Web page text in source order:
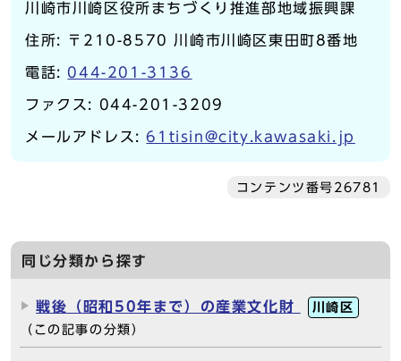
川崎市川崎区役所まちづくり推進部地域振興課
住所: 〒210-8570 川崎市川崎区東田町8番地
電話: 044-201-3136
ファクス: 044-201-3209
メールアドレス:61tisin@city.kawasaki.jp
コンテンツ番号26781
同じ分類から探す
戦後（昭和50年まで）の産業文化財
川崎区
（この記事の分類）